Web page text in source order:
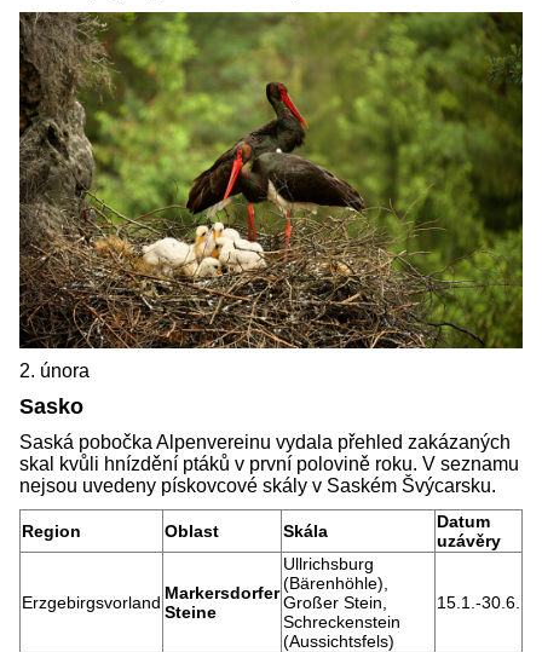
2. února
Sasko
Saská pobočka Alpenvereinu vydala přehled zakázaných
skal kvůli hnízdění ptáků v první polovině roku. V seznamu
nejsou uvedeny pískovcové skály v Saském Švýcarsku.
Region Oblast Skála
Datum
uzávěry
Erzgebirgsvorland Markersdorfer
Steine
Ullrichsburg
(Bärenhöhle),
Großer Stein,
Schreckenstein
(Aussichtsfels)
15.1.-30.6.